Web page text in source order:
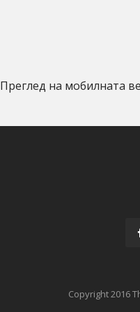
Преглед на мобилната
Copyright 2016